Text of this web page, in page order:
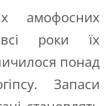
амофосних
роки їх
понад
Запаси